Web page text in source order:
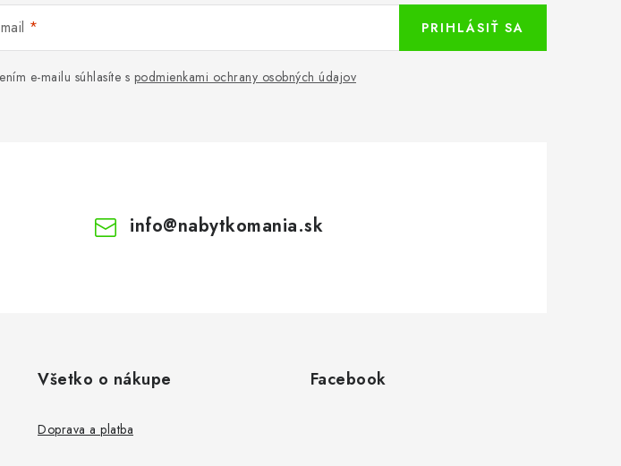
e-mailu súhlasíte s podmienkami ochrany osobných údajov
PRIHLÁSIŤ SA
info@nabytkomania.sk
Všetko o nákupe
Doprava a platba
Facebook